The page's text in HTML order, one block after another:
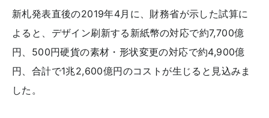
新札発表直後の2019年4月に、財務省が示した試算に
よると、デザイン刷新する新紙幣の対応で約7,700億
円、500円硬貨の素材・形状変更の対応で約4,900億
円、合計で1兆2,600億円のコストが生じると見込みま
した。